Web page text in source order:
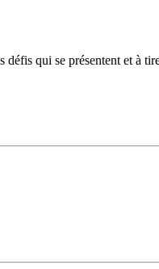
défis qui se présentent et à